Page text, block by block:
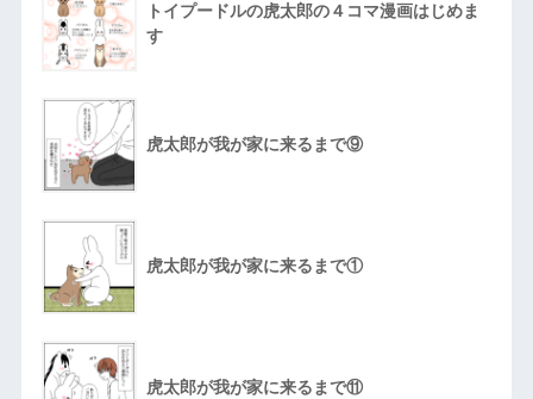
トイプードルの虎太郎の４コマ漫画はじめま
す
虎太郎が我が家に来るまで⑨
虎太郎が我が家に来るまで①
虎太郎が我が家に来るまで⑪